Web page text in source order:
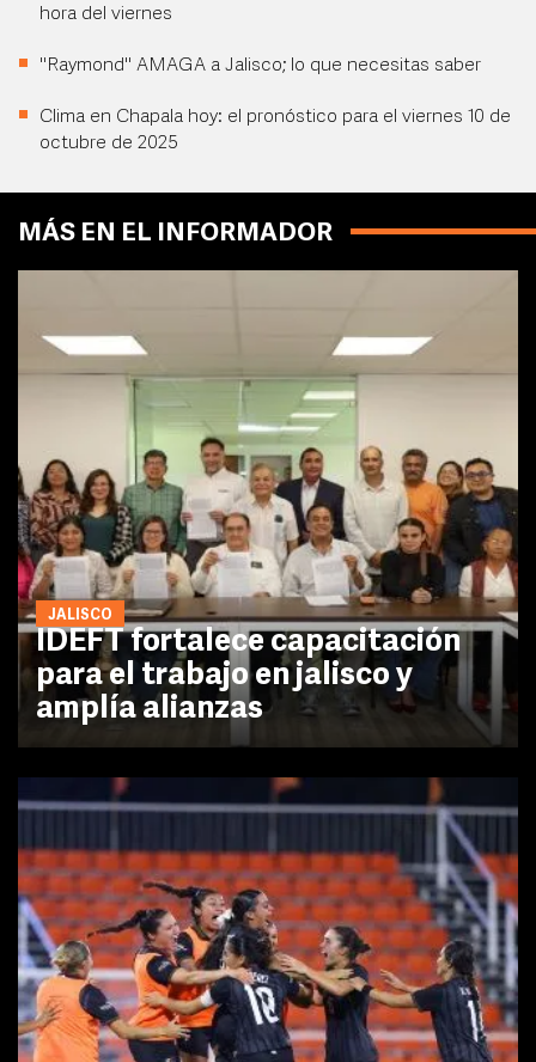
hora del viernes
"Raymond" AMAGA a Jalisco; lo que necesitas saber
Clima en Chapala hoy: el pronóstico para el viernes 10 de
octubre de 2025
MÁS EN EL INFORMADOR
JALISCO
IDEFT fortalece capacitación
para el trabajo en jalisco y
amplía alianzas